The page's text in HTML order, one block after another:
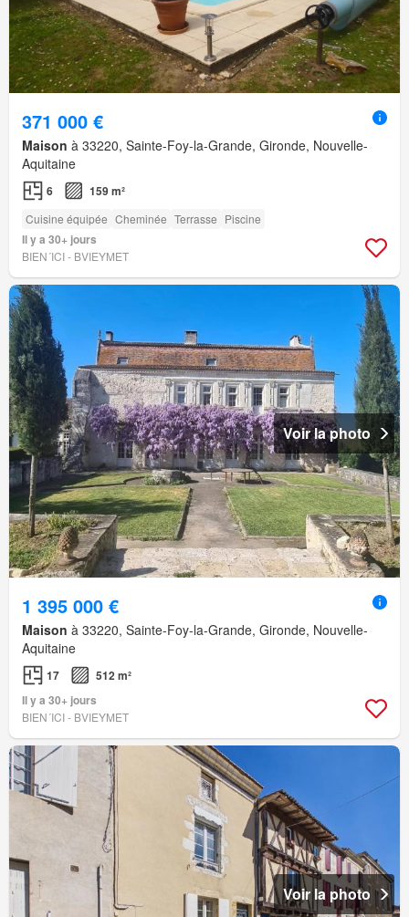
371 000 €
Maison à 33220, Sainte-Foy-la-Grande, Gironde, Nouvelle-
Aquitaine
6 159 m²
Cuisine équipée Cheminée Terrasse Piscine
Il y a 30+ jours
BIEN´ICI - BVIEYMET
Voir la photo
1 395 000 €
Maison à 33220, Sainte-Foy-la-Grande, Gironde, Nouvelle-
Aquitaine
17
512 m²
Il y a 30+ jours
BIEN´ICI - BVIEYMET
Voir la photo